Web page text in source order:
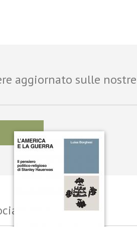
aggiornato sulle nostre